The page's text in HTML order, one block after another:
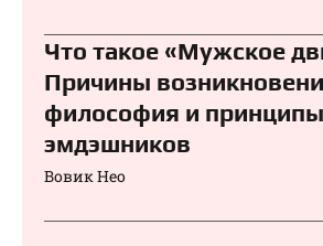
Что такое «Мужское
Причины
философия и принципы
эмдэшников
Вовик Нео